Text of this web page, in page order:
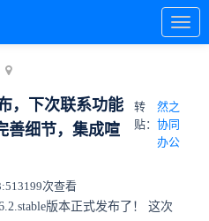
，下次联系功能
善细节，集成喧
转
贴：
然之
协同
办公
3199次查看
版本正式发布了！ 这次